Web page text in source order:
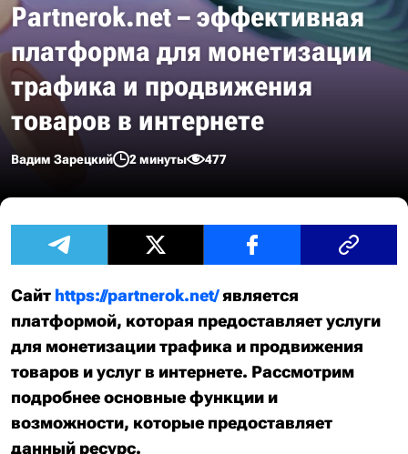
Partnerok.net – эффективная
платформа для монетизации
трафика и продвижения
товаров в интернете
Вадим Зарецкий 2 минуты 477
Сайт https://partnerok.net/является
платформой, которая предоставляет услуги
для монетизации трафика и продвижения
товаров и услуг в интернете. Рассмотрим
подробнее основные функции и
возможности, которые предоставляет
данный ресурс.